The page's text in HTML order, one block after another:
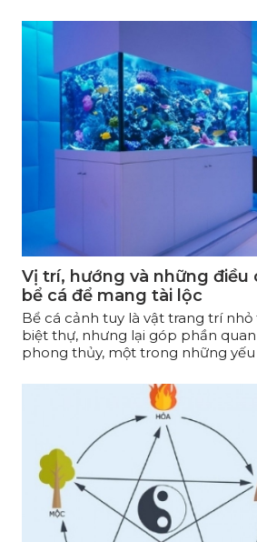
lộc và bình an cho gia đình!
Vị trí, hướng và những điều
bể cá để mang tài lộc
Bể cá cảnh tuy là vật trang trí
biệt thự, nhưng lại góp phần
phong thủy, một trong những
nội ngoại thất cho khách hàng.